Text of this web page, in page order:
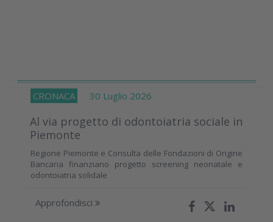
CRONACA 30 Luglio 2026
Al via progetto di odontoiatria sociale in
Piemonte
Regione Piemonte e Consulta delle Fondazioni di Origine
Bancaria finanziano progetto screening neonatale e
odontoiatria solidale
Approfondisci